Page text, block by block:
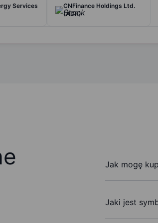
Services
CNFinance Holdings Ltd.
(ADR)
Jak mogę
Jaki jest